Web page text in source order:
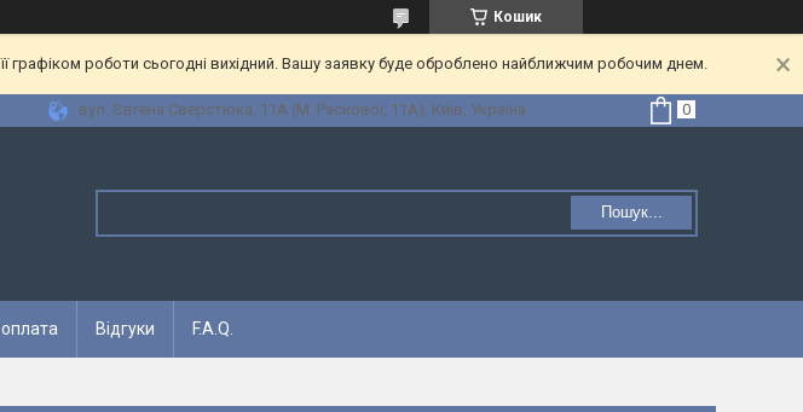
Кошик
роботи сьогодні вихідний. Вашу заявку буде оброблено найближчим робочим днем.
вул. Євгена Сверстюка, 11А (М. Раскової, 11А), Київ, Україна
Пошук...
Відгуки F.A.Q.